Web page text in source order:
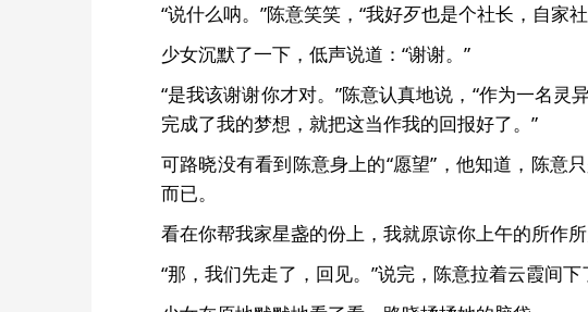
“说什么呐。”陈意笑笑，“我好歹也是个社长，自家
少女沉默了一下，低声说道：“谢谢。”
“是我该谢谢你才对。”陈意认真地说，“作为一名
完成了我的梦想，就把这当作我的回报好了。”
可路晓没有看到陈意身上的“愿望”，他知道，陈意
而已。
看在你帮我家星盏的份上，我就原谅你上午的所作所
“那，我们先走了，回见。”说完，陈意拉着云霞间下